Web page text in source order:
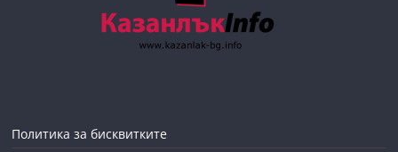
Политика за бисквитките